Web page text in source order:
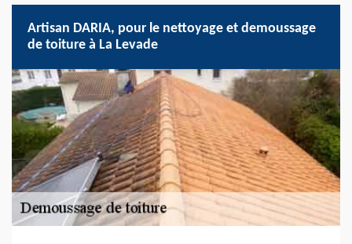
Artisan DARIA, pour le nettoyage et demoussage
de toiture à La Levade